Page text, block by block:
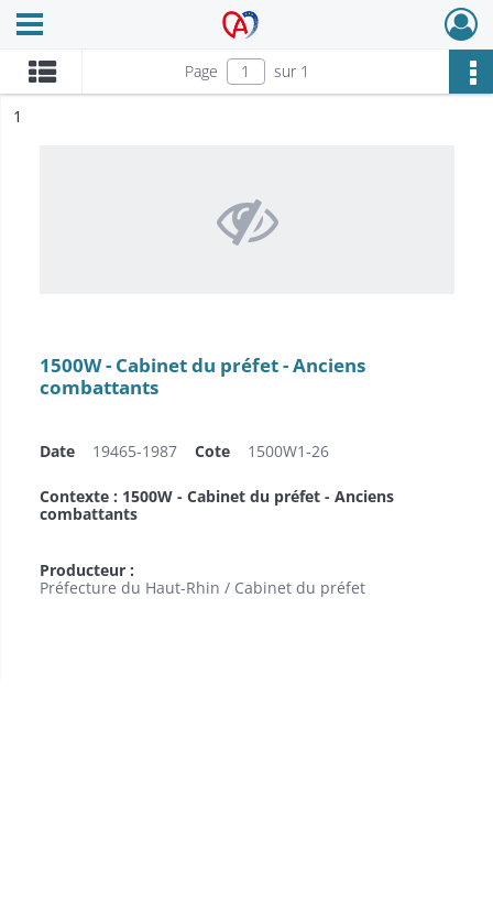
Archives Alsace - Colmar
Ouvrir le menu déroulant
Page sur 1
n°
1
1500W - Cabinet du préfet - Anciens
combattants
Date 19465-1987 Cote 1500W1-26
Contexte : 1500W - Cabinet du préfet - Anciens
combattants
Producteur :
Préfecture du Haut-Rhin / Cabinet du préfet